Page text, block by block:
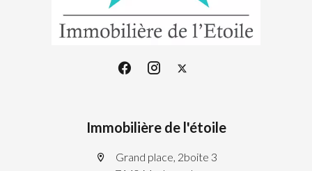
Immobilière de l'étoile
Grand place, 2boite 3